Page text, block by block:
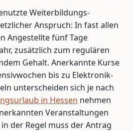
Weiterbildungs-
Anspruch: In fast allen
Angestellte fünf Tage
zusätzlich zum regulären
Gehalt. Anerkannte Kurse
bis zu Elektronik-
unterscheiden sich je nach
in Hessen nehmen
Veranstaltungen
der Regel muss der Antrag